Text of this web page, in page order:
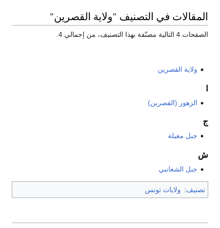
المقالات في التصنيف "ولاية القصرين"
الصفحات 4 التالية مصنّفة بهذا التصنيف، من إجمالي 4.
ولاية القصرين
الزهور (القصرين)
ج
جبل مغيلة
ش
جبل الشعانبي
تصنيف: ولايات تونس